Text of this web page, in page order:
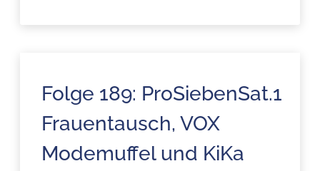
Folge 189: ProSiebenSat.1
Frauentausch, VOX
Modemuffel und KiKa